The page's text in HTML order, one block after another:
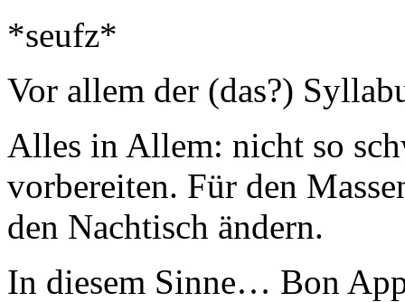
*seufz*
Vor allem der (das?)
Alles in Allem: nicht so
vorbereiten. Für den
den Nachtisch ändern.
In diesem Sinne… Bon